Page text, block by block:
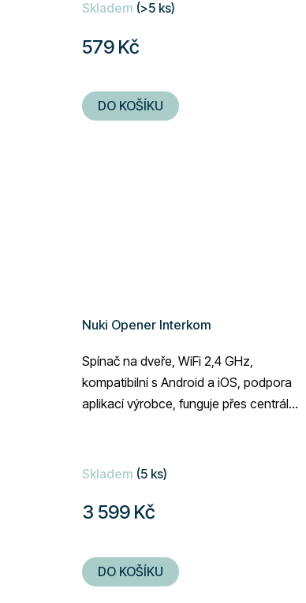
Skladem (>5 ks)
579 Kč
DO KOŠÍKU
Nuki Opener Interkom
Spínač na dveře, WiFi 2,4 GHz,
kompatibilní s Android a iOS, podpora
aplikací výrobce, funguje přes centrální
Skladem (5 ks)
3 599 Kč
DO KOŠÍKU